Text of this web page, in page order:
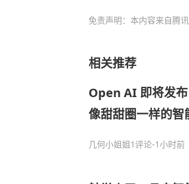
免责声明：本内容来自腾
相关推荐
Open AI 即将发
像甜甜圈一样的智
几何小姐姐1评论-1小时前